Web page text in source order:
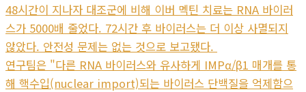
48시간이 지나자 대조군에 비해 이버 멕틴 치료는 RNA 바이러
스가 5000배 줄었다. 72시간 후 바이러스는 더 이상 사멸되지
않았다. 안전성 문제는 없는 것으로 보고됐다.
연구팀은 "다른 RNA 바이러스와 유사하게 IMPα/β1 매개를 통
해 핵수입(nuclear import)되는 바이러스 단백질을 억제함으